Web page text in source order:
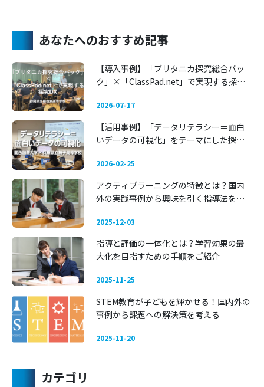
あなたへのおすすめ記事
【導入事例】「ブリタニカ探究総合パッ
ク」×「ClassPad.net」で実現する探究
2026-07-17
【活用事例】「データリテラシー＝面白
いデータの可視化」をテーマにした探究
等学校
2026-02-25
アクティブラーニングの特徴とは？国内
外の実践事例から興味を引く指導法を考
2025-12-03
指導と評価の一体化とは？学習効果の最
大化を目指すための手順をご紹介
2025-11-25
STEM教育が子どもを輝かせる！国内外の
事例から課題への解決策を考える
2025-11-20
カテゴリ